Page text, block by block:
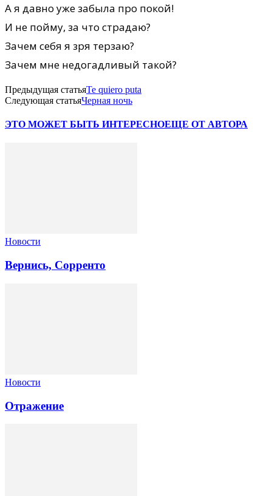
А я давно уже забыла про покой!
И не пойму, за что страдаю?
Зачем себя я зря терзаю?
Зачем мне недогадливый такой?
Предыдущая статьяTe quiero puta
Следующая статьяЧерная ночь
ЭТО МОЖЕТ БЫТЬ ИНТЕРЕСНОЕЩЕ ОТ АВТОРА
Новости
Вернись, Сорренто
Новости
Отражение